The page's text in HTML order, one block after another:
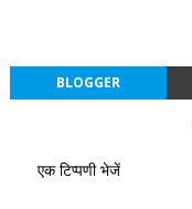
BLOGGER
एक टिप्पणी भेजें